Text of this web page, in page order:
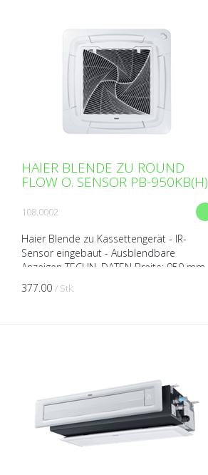
HAIER BLENDE ZU ROUND
FLOW O. SENSOR PB-950KB(H)
108.0002
Haier Blende zu Kassettengerät - IR-
Sensor eingebaut - Ausblendbare
Anzeigen TECHN. DATEN Breite: 950 mm
Höhe: 50mm Tiefe: 950 mm Gewicht: 6,5
kg
377.00 / Stk.